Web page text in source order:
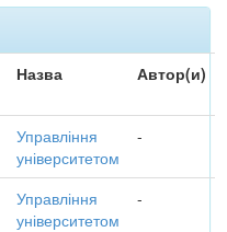
Назва Автор(и)
Управління
університетом
-
Управління
університетом
-